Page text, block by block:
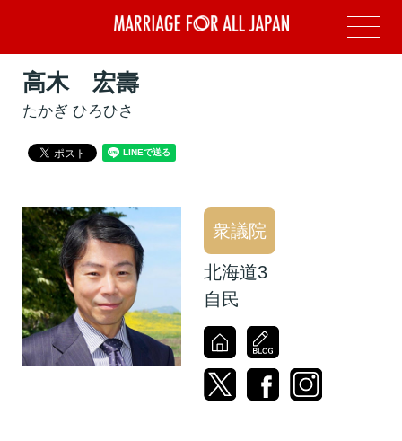
高木 宏壽
たかぎ ひろひさ
衆議院
北海道3
自民